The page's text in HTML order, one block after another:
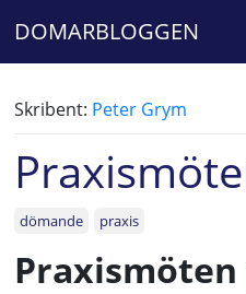
DOMARBLOGGEN
Skribent: Peter Grym
dömande praxis